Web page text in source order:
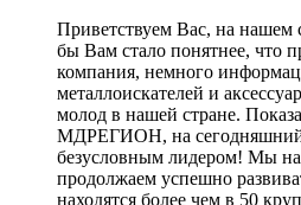
Приветствуем Вас, на нашем
бы Вам стало понятнее, что
компания, немного
металлоискателей и
молод в нашей стране.
МДРЕГИОН, на сегодняшний
безусловным лидером! Мы
продолжаем успешно
находятся более чем в 50